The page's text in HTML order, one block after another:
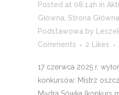
Posted at 08:14h in
Główna Strona Główna
Podstawowa by
Comments
2 Likes
17 czerwca 2025 r.
konkursów: Mistrz